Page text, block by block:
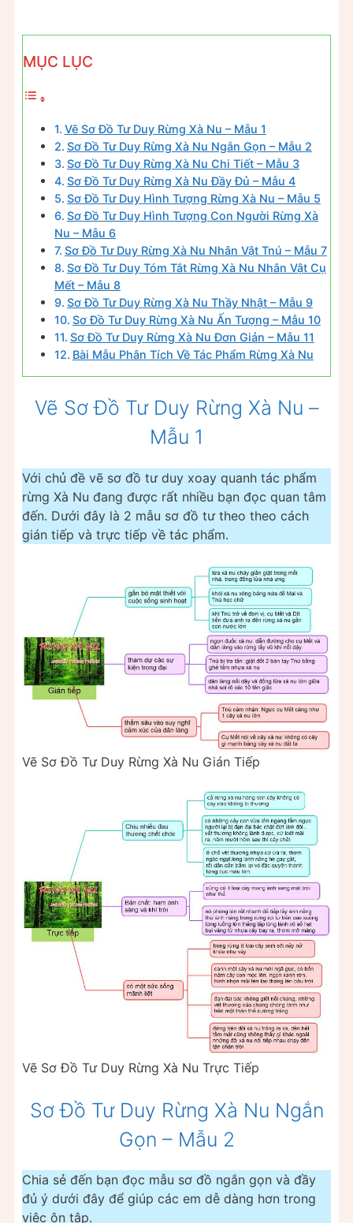
MỤC LỤC
Vẽ Sơ Đồ Tư Duy Rừng Xà Nu – Mẫu 1
Sơ Đồ Tư Duy Rừng Xà Nu Ngắn Gọn – Mẫu 2
Sơ Đồ Tư Duy Rừng Xà Nu Chi Tiết – Mẫu 3
Sơ Đồ Tư Duy Rừng Xà Nu Đầy Đủ – Mẫu 4
Sơ Đồ Tư Duy Hình Tượng Rừng Xà Nu – Mẫu 5
Sơ Đồ Tư Duy Hình Tượng Con Người Rừng Xà
Nu – Mẫu 6
Sơ Đồ Tư Duy Rừng Xà Nu Nhân Vật Tnú – Mẫu 7
Sơ Đồ Tư Duy Tóm Tắt Rừng Xà Nu Nhân Vật Cụ
Mết – Mẫu 8
Sơ Đồ Tư Duy Rừng Xà Nu Thầy Nhật – Mẫu 9
Sơ Đồ Tư Duy Rừng Xà Nu Ấn Tượng – Mẫu 10
Sơ Đồ Tư Duy Rừng Xà Nu Đơn Giản – Mẫu 11
Bài Mẫu Phân Tích Về Tác Phẩm Rừng Xà Nu
Vẽ Sơ Đồ Tư Duy Rừng Xà Nu –
Mẫu 1
Với chủ đề vẽ sơ đồ tư duy xoay quanh tác phẩm
rừng Xà Nu đang được rất nhiều bạn đọc quan tâm
đến. Dưới đây là 2 mẫu sơ đồ tư theo theo cách
gián tiếp và trực tiếp về tác phẩm.
Vẽ Sơ Đồ Tư Duy Rừng Xà Nu Gián Tiếp
Vẽ Sơ Đồ Tư Duy Rừng Xà Nu Trực Tiếp
Sơ Đồ Tư Duy Rừng Xà Nu Ngắn
Gọn – Mẫu 2
Chia sẻ đến bạn đọc mẫu sơ đồ ngắn gọn và đầy
đủ ý dưới đây để giúp các em dễ dàng hơn trong
việc ôn tập.